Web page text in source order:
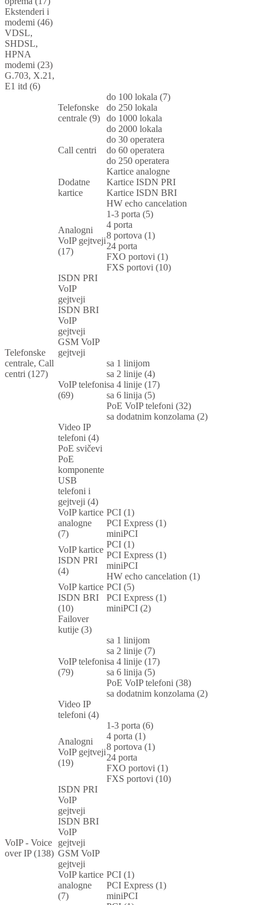
Ekstenderi i
modemi (46)
VDSL,
SHDSL,
HPNA
modemi (23)
G.703, X.21,
E1 itd (6)
Telefonske
centrale, Call
centri (127)
Telefonske
centrale (9)
do 100 lokala (7)
do 250 lokala
do 1000 lokala
do 2000 lokala
Call centri
do 30 operatera
do 60 operatera
do 250 operatera
Dodatne
kartice
Kartice analogne
Kartice ISDN PRI
Kartice ISDN BRI
HW echo cancelation
Analogni
VoIP gejtveji
(17)
1-3 porta (5)
4 porta
8 portova (1)
24 porta
FXO portovi (1)
FXS portovi (10)
ISDN PRI
VoIP
gejtveji
ISDN BRI
VoIP
gejtveji
GSM VoIP
gejtveji
VoIP telefoni
(69)
sa 1 linijom
sa 2 linije (4)
sa 4 linije (17)
sa 6 linija (5)
PoE VoIP telefoni (32)
sa dodatnim konzolama (2)
Video IP
telefoni (4)
PoE svičevi
PoE
komponente
USB
telefoni i
gejtveji (4)
VoIP kartice
analogne
(7)
PCI (1)
PCI Express (1)
miniPCI
VoIP kartice
ISDN PRI
(4)
PCI (1)
PCI Express (1)
miniPCI
HW echo cancelation (1)
VoIP kartice
ISDN BRI
(10)
PCI (5)
PCI Express (1)
miniPCI (2)
Failover
kutije (3)
VoIP - Voice
over IP (138)
VoIP telefoni
(79)
sa 1 linijom
sa 2 linije (7)
sa 4 linije (17)
sa 6 linija (5)
PoE VoIP telefoni (38)
sa dodatnim konzolama (2)
Video IP
telefoni (4)
Analogni
VoIP gejtveji
(19)
1-3 porta (6)
4 porta (1)
8 portova (1)
24 porta
FXO portovi (1)
FXS portovi (10)
ISDN PRI
VoIP
gejtveji
ISDN BRI
VoIP
gejtveji
GSM VoIP
gejtveji
VoIP kartice
analogne
(7)
PCI (1)
PCI Express (1)
miniPCI